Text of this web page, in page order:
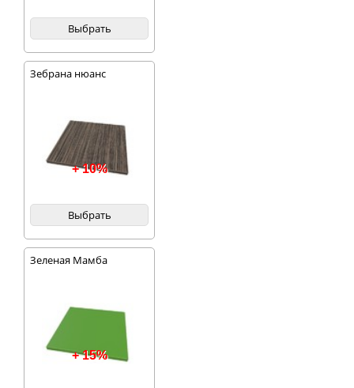
Выбрать
Зебрана нюанс
+ 10%
Выбрать
Зеленая Мамба
+ 15%